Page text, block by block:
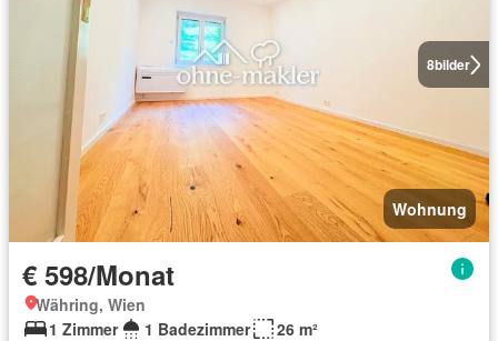
8bilder
Wohnung
€ 598/Monat
Währing, Wien
1 Zimmer
1 Badezimmer
26 m²